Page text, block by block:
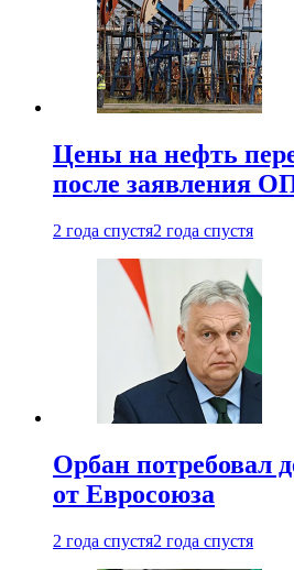
Цены на нефть
после заявления
2 года спустя2 года спустя
Орбан потребовал
от Евросоюза
2 года спустя2 года спустя